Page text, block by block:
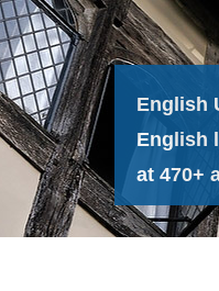
English
English
at 470+